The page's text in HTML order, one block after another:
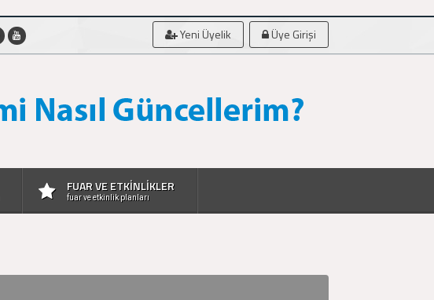
Yeni Üyelik Üye Girişi
FUAR VE ETKİNLİKLER
fuar ve etkinlik planları